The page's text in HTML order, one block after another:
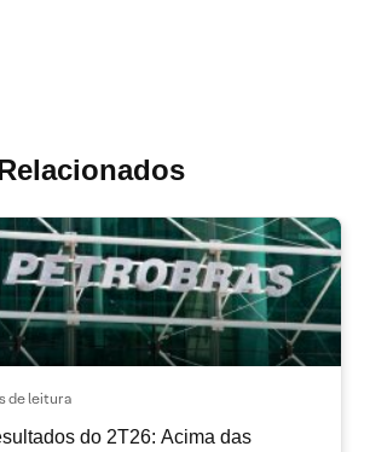
de leitura
do 2T26: Acima das